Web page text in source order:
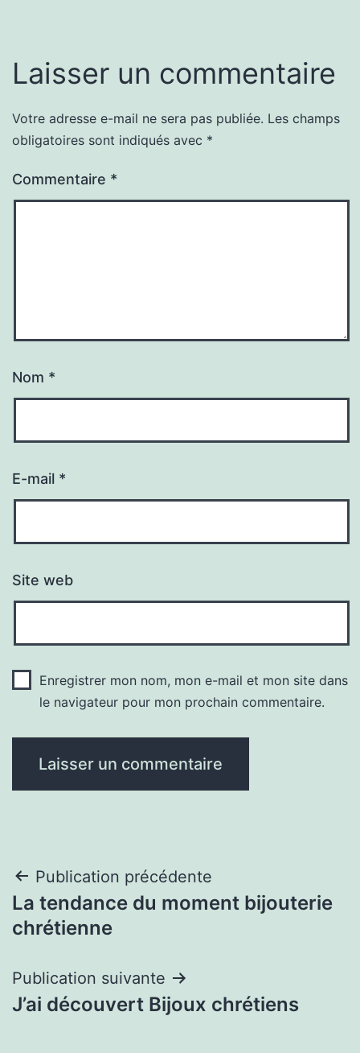
Laisser un commentaire
Votre adresse e-mail ne sera pas publiée. Les champs
obligatoires sont indiqués avec *
Commentaire *
Nom *
E-mail *
Site web
Enregistrer mon nom, mon e-mail et mon site dans
le navigateur pour mon prochain commentaire.
Navigation
de
Publication précédente
La tendance du moment bijouterie
chrétienne
Publication suivante
J’ai découvert Bijoux chrétiens